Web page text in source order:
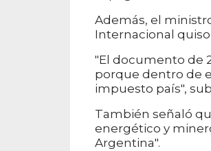
Además, el
Internacional
"El documento de
porque dentro de
impuesto país",
También señaló
energético y
Argentina".